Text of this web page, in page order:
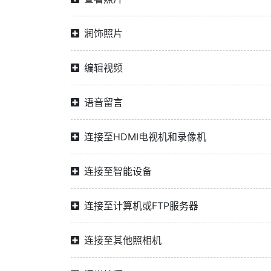
润饰照片
编辑视频
语音留言
连接至HDMI电视机和录像机
连接至智能设备
连接至计算机或FTP服务器
连接至其他照相机